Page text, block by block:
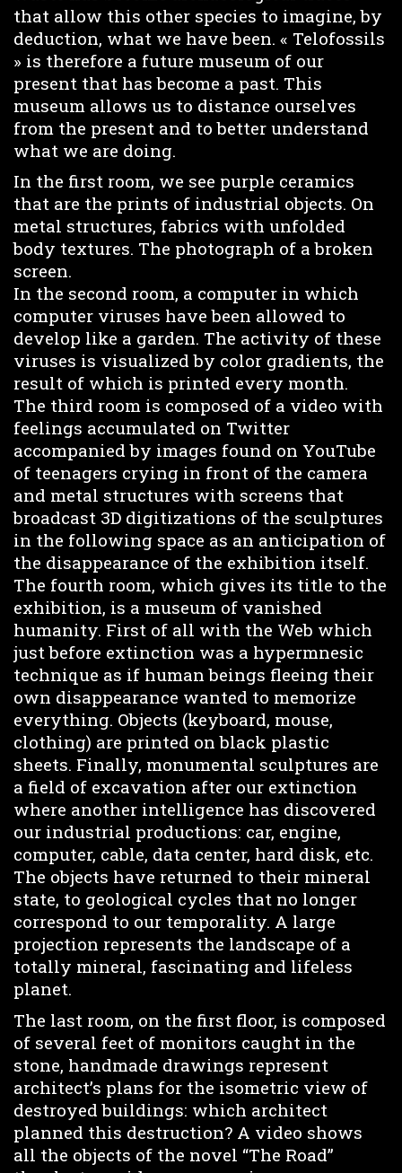
that allow this other species to imagine, by
deduction, what we have been. « Telofossils
» is therefore a future museum of our
present that has become a past. This
museum allows us to distance ourselves
from the present and to better understand
what we are doing.
In the first room, we see purple ceramics
that are the prints of industrial objects. On
metal structures, fabrics with unfolded
body textures. The photograph of a broken
screen.
In the second room, a computer in which
computer viruses have been allowed to
develop like a garden. The activity of these
viruses is visualized by color gradients, the
result of which is printed every month.
The third room is composed of a video with
feelings accumulated on Twitter
accompanied by images found on YouTube
of teenagers crying in front of the camera
and metal structures with screens that
broadcast 3D digitizations of the sculptures
in the following space as an anticipation of
the disappearance of the exhibition itself.
The fourth room, which gives its title to the
exhibition, is a museum of vanished
humanity. First of all with the Web which
just before extinction was a hypermnesic
technique as if human beings fleeing their
own disappearance wanted to memorize
everything. Objects (keyboard, mouse,
clothing) are printed on black plastic
sheets. Finally, monumental sculptures are
a field of excavation after our extinction
where another intelligence has discovered
our industrial productions: car, engine,
computer, cable, data center, hard disk, etc.
The objects have returned to their mineral
state, to geological cycles that no longer
correspond to our temporality. A large
projection represents the landscape of a
totally mineral, fascinating and lifeless
planet.
The last room, on the first floor, is composed
of several feet of monitors caught in the
stone, handmade drawings represent
architect’s plans for the isometric view of
destroyed buildings: which architect
planned this destruction? A video shows
all the objects of the novel “The Road”